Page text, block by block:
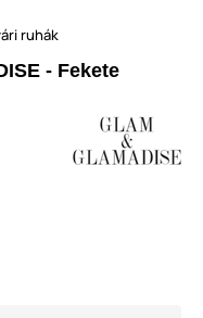
ruhák
- Fekete